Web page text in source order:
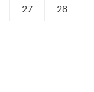
27 28